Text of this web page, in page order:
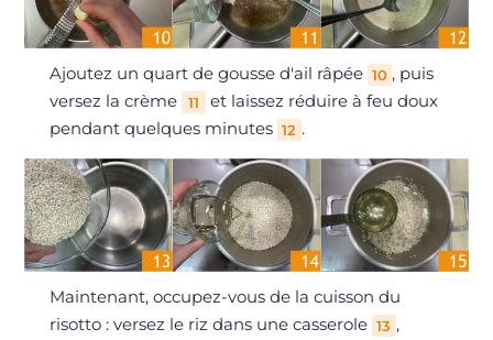
Ajoutez un quart de gousse d'ail râpée 10 , puis
versez la crème
11
et laissez réduire à feu doux
pendant quelques minutes 12 .
Maintenant, occupez-vous de la cuisson du
risotto : versez le riz dans une casserole 13 ,